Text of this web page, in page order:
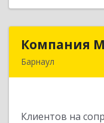
Компания
Барнаул
Клиентов на